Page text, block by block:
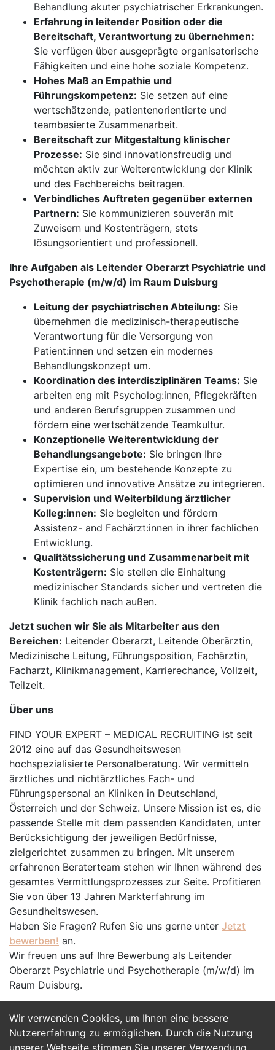
Wir verwenden Cookies, um Ihnen eine bessere
Nutzererfahrung zu ermöglichen. Durch die Nutzung
unserer Webseite stimmen Sie unserer Verwendung
Behandlung akuter psychiatrischer Erkrankungen.
Erfahrung in leitender Position oder die
Bereitschaft, Verantwortung zu übernehmen:
Sie verfügen über ausgeprägte organisatorische
Fähigkeiten und eine hohe soziale Kompetenz.
Hohes Maß an Empathie und
Führungskompetenz: Sie setzen auf eine
wertschätzende, patientenorientierte und
teambasierte Zusammenarbeit.
Bereitschaft zur Mitgestaltung klinischer
Prozesse: Sie sind innovationsfreudig und
möchten aktiv zur Weiterentwicklung der Klinik
und des Fachbereichs beitragen.
Verbindliches Auftreten gegenüber externen
Partnern: Sie kommunizieren souverän mit
Zuweisern und Kostenträgern, stets
lösungsorientiert und professionell.
Ihre Aufgaben als Leitender Oberarzt Psychiatrie und
Psycho­therapie (m/w/d) im Raum Duisburg
Leitung der psychiatrischen Abteilung: Sie
übernehmen die medizinisch-therapeutische
Verantwortung für die Versorgung von
Patient:innen und setzen ein modernes
Behandlungskonzept um.
Koordination des interdisziplinären Teams: Sie
arbeiten eng mit Psycholog:innen, Pflegekräften
und anderen Berufsgruppen zusammen und
fördern eine wertschätzende Teamkultur.
Konzeptionelle Weiterentwicklung der
Behandlungsangebote: Sie bringen Ihre
Expertise ein, um bestehende Konzepte zu
optimieren und innovative Ansätze zu integrieren.
Supervision und Weiterbildung ärztlicher
Kolleg:innen: Sie begleiten und fördern
Assistenz- and Fachärzt:innen in ihrer fachlichen
Entwicklung.
Qualitätssicherung und Zusammenarbeit mit
Kostenträgern: Sie stellen die Einhaltung
medizinischer Standards sicher und vertreten die
Klinik fachlich nach außen.
Jetzt suchen wir Sie als Mitarbeiter aus den
Bereichen: Leitender Oberarzt, Leitende Oberärztin,
Medizinische Leitung, Führungsposition, Fachärztin,
Facharzt, Klinikmanagement, Karrierechance, Vollzeit,
Teilzeit.
Über uns
FIND YOUR EXPERT – MEDICAL RECRUITING ist seit
2012 eine auf das Gesundheitswesen
hochspezialisierte Personalberatung. Wir vermitteln
ärztliches und nichtärztliches Fach- und
Führungspersonal an Kliniken in Deutschland,
Österreich und der Schweiz. Unsere Mission ist es, die
passende Stelle mit dem passenden Kandidaten, unter
Berücksichtigung der jeweiligen Bedürfnisse,
zielgerichtet zusammen zu bringen. Mit unserem
erfahrenen Beraterteam stehen wir Ihnen während des
gesamtes Vermittlungsprozesses zur Seite. Profitieren
Sie von über 13 Jahren Markterfahrung im
Gesundheitswesen.
Haben Sie Fragen? Rufen Sie uns gerne unter Jetzt
bewerben! an.
Wir freuen uns auf Ihre Bewerbung als Leitender
Oberarzt Psychiatrie und Psycho­therapie (m/w/d) im
Raum Duisburg.
Jetzt Bewerben